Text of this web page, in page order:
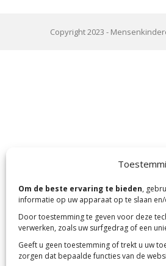
Om de beste ervaring te bieden,
informatie op uw apparaat op te slaan
Door toestemming te geven voor deze
verwerken, zoals uw surfgedrag of een
Geeft u geen toestemming of trekt u uw
zorgen dat bepaalde functies van de
Copyright 2023 -